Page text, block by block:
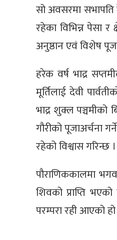
सो अवसरमा सभापति
रहेका विभिन्न पेसा र
अनुष्ठान एवं विशेष
हरेक वर्ष भाद्र
मूर्तिलाई देवी
भाद्र शुक्ल पञ्चमीको
गौरीको पूजाअर्चना
रहेको विश्वास गरिन्छ
पौराणिककालमा
शिवको प्राप्ति
परम्परा रही आएको हो